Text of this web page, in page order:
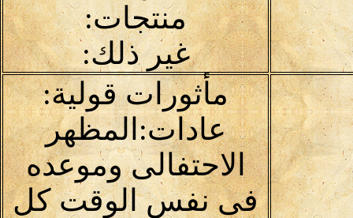
منتجات:
غير ذلك:
مأثورات قولية:
عادات:المظهر
الاحتفالى وموعده
فى نفس الوقت كل